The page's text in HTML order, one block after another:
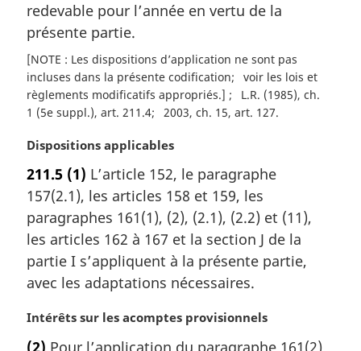
g
i
n
a
l
e
redevable pour l’année en vertu de la
présente partie.
[NOTE : Les dispositions d’application ne sont pas
incluses dans la présente codification
voir les lois et
règlements modificatifs appropriés.]
L.R. (1985), ch.
1 (5e suppl.), art. 211.4
2003, ch. 15, art. 127
N
t
e
m
a
g
i
a
l
Dispositions applicables
211.5 (1) L’article 152, le paragraphe
157(2.1), les articles 158 et 159, les
paragraphes 161(1), (2), (2.1), (2.2) et (11),
les articles 162 à 167 et la section J de la
partie I s’appliquent à la présente partie,
avec les adaptations nécessaires.
N
Intérêts sur les acomptes provisionnels
(2) Pour l’application du paragraphe 161(2)